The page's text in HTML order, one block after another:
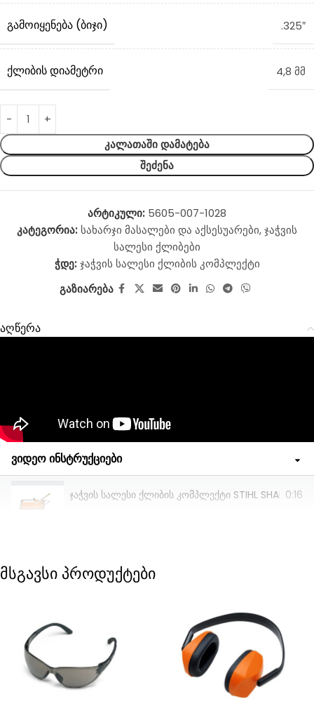
ᲒᲐᲛᲝᲘᲧᲔᲜᲔᲑᲐ (ᲑᲘᲯᲘ) .325″
ᲥᲚᲘᲑᲘᲡ ᲓᲘᲐᲛᲔᲢᲠᲘ 4,8 მმ
ᲙᲐᲚᲐᲗᲐᲨᲘ ᲓᲐᲛᲐᲢᲔᲑᲐ
ᲨᲔᲫᲔᲜᲐ
არტიკული: 5605-007-1028
კატეგორია: სახარჯი მასალები და აქსესუარები,ჯაჭვის
სალესი ქლიბები
ჭდე: ჯაჭვის სალესი ქლიბის კომპლექტი
გაზიარება
აღწერა
ვიდეო ინსტრუქციები
ჯაჭვის სალესი ქლიბის კომპლექტი STIHL 0:16
მსგავსი პროდუქტები